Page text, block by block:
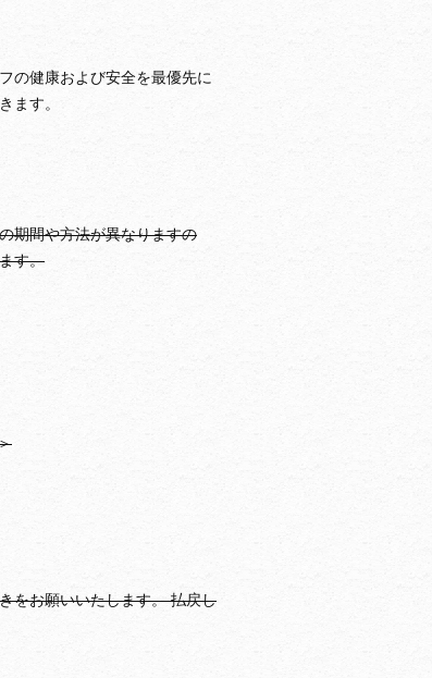
の健康および安全を最優先に
ます。
期間や方法が異なりますの
す。
をお願いいたします。 払戻し